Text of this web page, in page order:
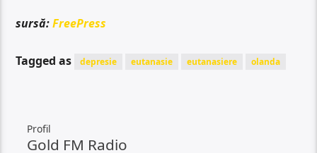
sursă:FreePress
Tagged as depresie eutanasie eutanasiere olanda
Profil
Gold FM Radio